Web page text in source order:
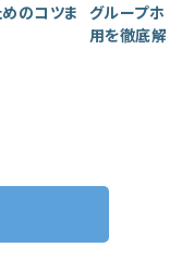
のコツま グループホー
用を徹底解説